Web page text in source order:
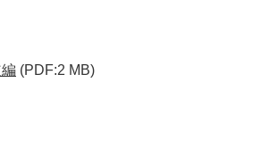
(PDF:2 MB)